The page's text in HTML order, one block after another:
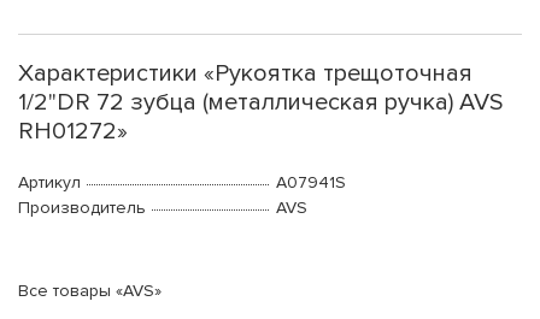
Характеристики «Рукоятка трещоточная
1/2"DR 72 зубца (металлическая ручка) AVS
RH01272»
Артикул
A07941S
Производитель
AVS
Все товары «AVS»